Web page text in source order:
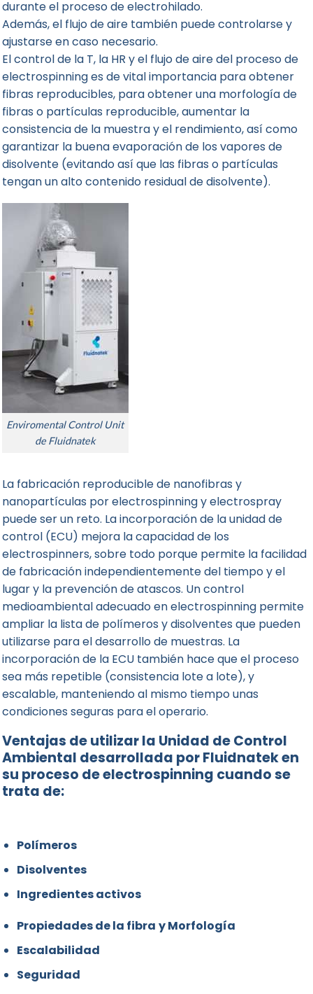
durante el proceso de electrohilado.
Además, el flujo de aire también puede controlarse y
ajustarse en caso necesario.
El control de la T, la HR y el flujo de aire del proceso de
electrospinning es de vital importancia para obtener
fibras reproducibles, para obtener una morfología de
fibras o partículas reproducible, aumentar la
consistencia de la muestra y el rendimiento, así como
garantizar la buena evaporación de los vapores de
disolvente (evitando así que las fibras o partículas
tengan un alto contenido residual de disolvente).
Enviromental Control Unit
de Fluidnatek
La fabricación reproducible de nanofibras y
nanopartículas por electrospinning y electrospray
puede ser un reto. La incorporación de la unidad de
control (ECU) mejora la capacidad de los
electrospinners, sobre todo porque permite la facilidad
de fabricación independientemente del tiempo y el
lugar y la prevención de atascos. Un control
medioambiental adecuado en electrospinning permite
ampliar la lista de polímeros y disolventes que pueden
utilizarse para el desarrollo de muestras. La
incorporación de la ECU también hace que el proceso
sea más repetible (consistencia lote a lote), y
escalable, manteniendo al mismo tiempo unas
condiciones seguras para el operario.
Ventajas de utilizar la Unidad de Control
Ambiental desarrollada por Fluidnatek en
su proceso de electrospinning cuando se
trata de:
Polímeros
Disolventes
Ingredientes activos
Propiedades de la fibra y Morfología
Escalabilidad
Seguridad